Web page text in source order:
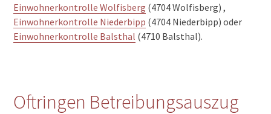
Einwohnerkontrolle Wolfisberg (4704 Wolfisberg) ,
Einwohnerkontrolle Niederbipp (4704 Niederbipp) oder
Einwohnerkontrolle Balsthal (4710 Balsthal).
Oftringen Betreibungsauszug